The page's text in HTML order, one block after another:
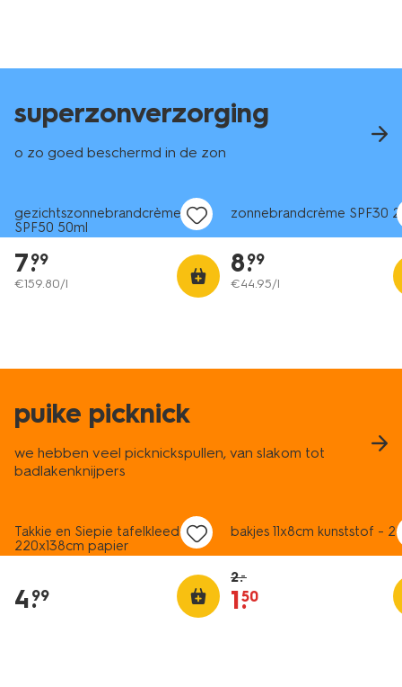
superzonverzorging
o zo goed beschermd in de zon
2e halve prijs
gezichtszonnebrandcrème
SPF50 50ml
7.
99
€159.80/l
zonnebrandcrème SPF30
8.
99
€44.95/l
puike picknick
we hebben veel picknickspullen, van slakom tot
badlakenknijpers
Takkie en Siepie tafelkleed
220x138cm papier
4.
99
bakjes 11x8cm kunststof - 2
2.–
1.
50